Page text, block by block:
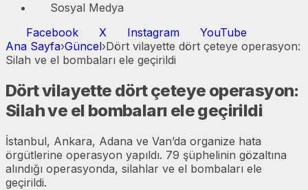
Sosyal Medya
Facebook
X Instagram
YouTube
Ana Sayfa›Güncel›Dört vilayette dört çeteye operasyon:
Silah ve el bombaları ele geçirildi
Dört vilayette dört çeteye operasyon:
Silah ve el bombaları ele geçirildi
İstanbul, Ankara, Adana ve Van’da organize hata
örgütlerine operasyon yapıldı. 79 şüphelinin gözaltına
alındığı operasyonda, silahlar ve el bombaları ele
geçirildi.